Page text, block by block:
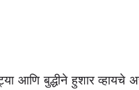
आणि बुद्धीने हुशार